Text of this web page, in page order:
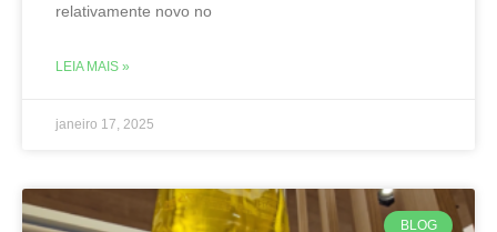
relativamente novo no
LEIA MAIS »
janeiro 17, 2025
BLOG